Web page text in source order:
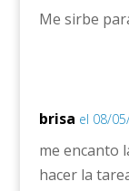
Me sirbe
brisa el 08/
me encanto
hacer la